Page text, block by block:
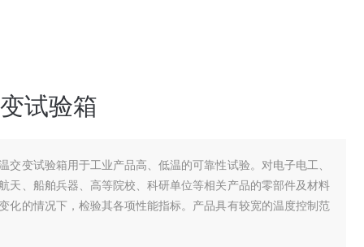
试验箱
交变试验箱用于工业产品高、低温的可靠性试验。对电子电工、
天、船舶兵器、高等院校、科研单位等相关产品的零部件及材料
化的情况下，检验其各项性能指标。产品具有较宽的温度控制范